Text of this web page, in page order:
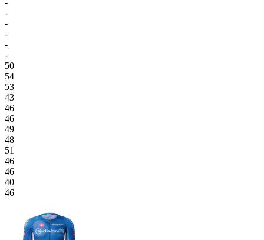
-
-
-
-
-
-
50
54
53
43
46
46
49
48
51
46
46
40
46